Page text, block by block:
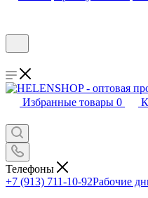
Избранные товары 0
Телефоны
+7 (913) 711-10-92Рабочие